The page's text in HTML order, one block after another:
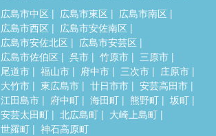
広島市中区 広島市東区
広島市南区
広島市西区
広島市安佐南区
広島市安佐北区
広島市安芸区
広島市佐伯区
呉市 竹原市
三原市
尾道市
福山市 府中市 三次市
庄原市
大竹市
東広島市 廿日市市
安芸高田市
江田島市
府中町 海田町 熊野町
坂町
安芸太田町
北広島町
大崎上島町
世羅町
神石高原町